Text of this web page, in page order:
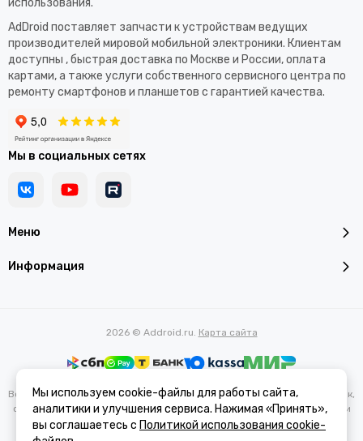
Меню
Информация
использования.​
AdDroid поставляет запчасти к устройствам ведущих
производителей мировой мобильной электроники. Клиентам
доступны , быстрая доставка по Москве и России, оплата
картами, а также услуги собственного сервисного центра по
ремонту смартфонов и планшетов с гарантией качества.
Мы в социальных сетях
2026 © Addroid.ru. Карта сайта
Вся представленная на сайте информация, касающаяся характеристик,
стоимости товаров и услуг, носит информационный характер и ни при
каких условиях не является публичной офертой, определяемой
положениями Статьи 437(2) Гражданского кодекса РФ.
Мы используем cookie-файлы для работы сайта,
аналитики и улучшения сервиса. Нажимая «Принять»,
вы соглашаетесь с Политикой использования cookie-